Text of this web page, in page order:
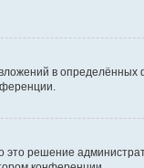
в определённых
это решение